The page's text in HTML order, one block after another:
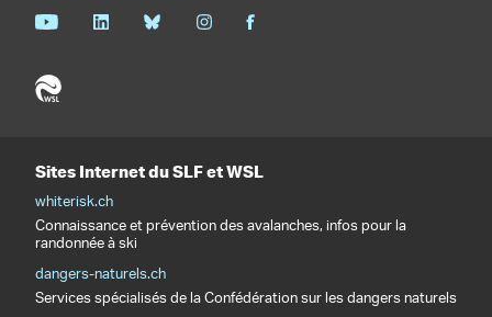
Sites Internet du SLF et WSL
whiterisk.ch
Connaissance et prévention des avalanches, infos pour la
randonnée à ski
dangers-naturels.ch
Services spécialisés de la Confédération sur les dangers naturels